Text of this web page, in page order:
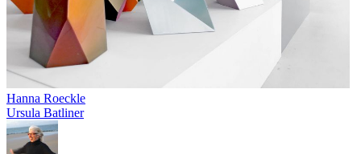
Hanna Roeckle
Ursula Batliner